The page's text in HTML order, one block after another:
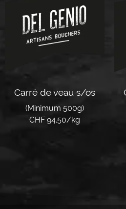
Carré de veau s/os
(Minimum 500g)
CHF 94.50/kg